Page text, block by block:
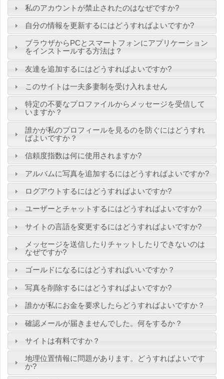
私のアカウントが禁止されたのはなぜですか?
自分の情報を更新するにはどうすればよいですか?
ブラウザからPCとスマートフォンにアプリケーション
をインストールする方法は？
友達を追加するにはどうすればよいですか?
このサイトは一夫多妻制を受け入れません
特定の不要なプロファイルからメッセージを受信して
いますか？
誰かが私のプロフィールを見るのを防ぐにはどうすれ
ばよいですか？
信頼度指数は何に使用されますか?
アルバムに写真を追加するにはどうすればよいですか?
ログアウトするにはどうすればよいですか?
ユーザーとチャットするにはどうすればよいですか?
サイトの言語を変更するにはどうすればよいですか?
メッセージを送信したりチャットしたりできないのは
なぜですか?
ゴールドになるにはどうすればいいですか？
写真を削除するにはどうすればよいですか?
誰かが私にお金を要求したらどうすればよいですか？
確認メールが届きませんでした。何をするか？
サイトは有料ですか？
地理位置情報に問題があります。どうすればよいです
か?